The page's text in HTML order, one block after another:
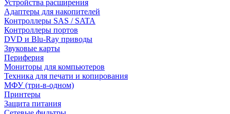
Устройства расширения
Адаптеры для накопителей
Контроллеры SAS / SATA
Контроллеры портов
DVD и Blu-Ray приводы
Звуковые карты
Периферия
Мониторы для компьютеров
Техника для печати и копирования
МФУ (три-в-одном)
Принтеры
Защита питания